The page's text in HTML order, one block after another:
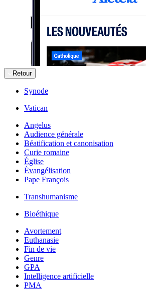
Retour
Synode
Vatican
Angelus
Audience générale
Béatification et canonisation
Curie romaine
Église
Évangélisation
Pape François
Transhumanisme
Bioéthique
Avortement
Euthanasie
Fin de vie
Genre
GPA
Intelligence artificielle
PMA